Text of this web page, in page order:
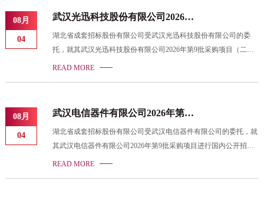
08月
04
武汉光迅科技股份有限公司2026年
湖北省成套招标股份有限公司受武汉光迅科技股份有限公司的委
托，就其武汉光迅科技股份有限公司2026年第9批采购项目（二
次）进行国内公开招标采购，招标编号为：HBCZ-2402011071-
容：快速退火炉（RTP） 投标人如对上述公示结果有异议，请在公
示期2026年8月4日至2026年8月6日按下列联系方式联系及反映。
招标代理机构：湖北省成套招标股份有限公司地址：武汉市武昌
区东湖西路平安财富中心B座6-10楼联系人：王保东电话（传
READ MORE
08月
04
武汉电信器件有限公司2026年第9
湖北省成套招标股份有限公司受武汉电信器件有限公司的委托，就
其武汉电信器件有限公司2026年第9批采购项目进行国内公开招标
采购，招标编号为：HBCZ-2402011071-261866； 经评标委员会评
READ MORE